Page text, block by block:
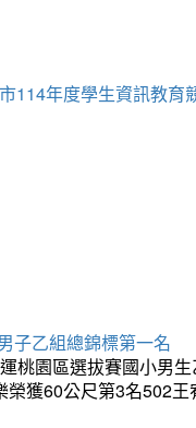
114年度學生資訊教育
子乙組總錦標第一名
桃園區選拔賽國小男
獲60公尺第3名502